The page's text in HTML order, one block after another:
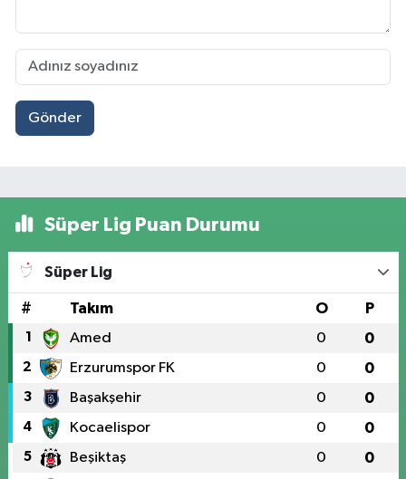
Gönder
Süper Lig Puan Durumu
Süper Lig
# Takım O P
1 Amed 0 0
2 Erzurumspor FK 0 0
3 Başakşehir 0 0
4 Kocaelispor 0 0
5 Beşiktaş 0 0